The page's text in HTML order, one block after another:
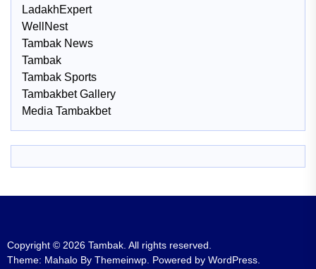
LadakhExpert
WellNest
Tambak News
Tambak
Tambak Sports
Tambakbet Gallery
Media Tambakbet
Copyright © 2026 Tambak. All rights reserved.
Theme: Mahalo By Themeinwp. Powered by WordPress.